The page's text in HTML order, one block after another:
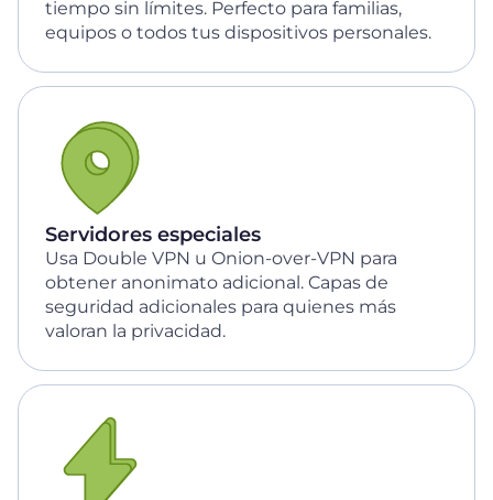
tiempo sin límites. Perfecto para familias,
equipos o todos tus dispositivos personales.
Servidores especiales
Usa Double VPN u Onion-over-VPN para
obtener anonimato adicional. Capas de
seguridad adicionales para quienes más
valoran la privacidad.